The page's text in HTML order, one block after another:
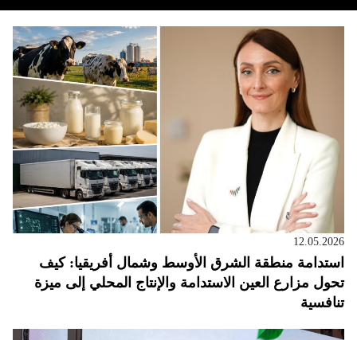
12.05.2026
استدامة منطقة الشرق الأوسط وشمال أفريقيا: كيف
تحول مزارع العين الاستدامة والإنتاج المحلي إلى ميزة
تنافسية